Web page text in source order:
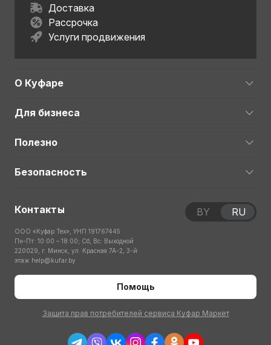
Доставка
Рассрочка
Услуги продвижения
О Куфаре
Для бизнеса
Полезно
Безопасность
Контакты
ООО «Куфар Тех», УНП 191767445
Пн-Пт: 10:00 – 18:00; Сб, Вс: Выходной
220029, г. Минск, ул. Красная 7А-2, 3-й
этаж help@kufar.by
Помощь
Защита прав потребителей сервиса Куфар Маркет
BY RU